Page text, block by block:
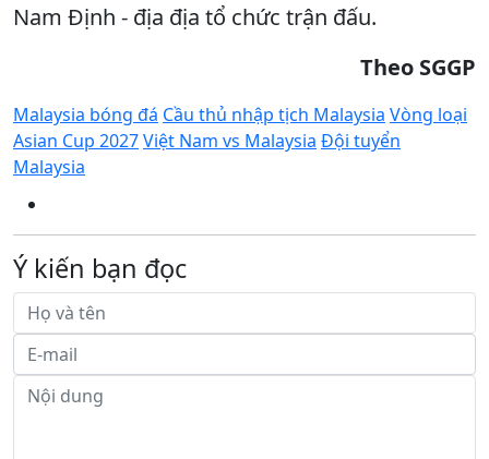
Nam Định - địa địa tổ chức trận đấu.
Theo SGGP
Malaysia bóng đá Cầu thủ nhập tịch Malaysia Vòng loại
Asian Cup 2027Việt Nam vs Malaysia Đội tuyển
Malaysia
Ý kiến bạn đọc